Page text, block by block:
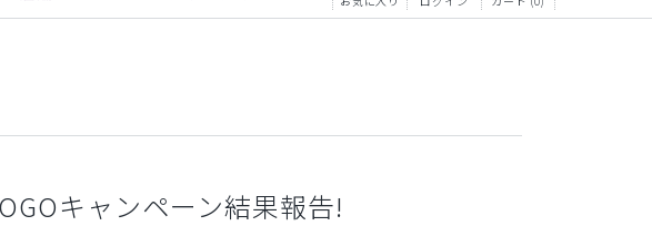
キャンペーン結果報告!